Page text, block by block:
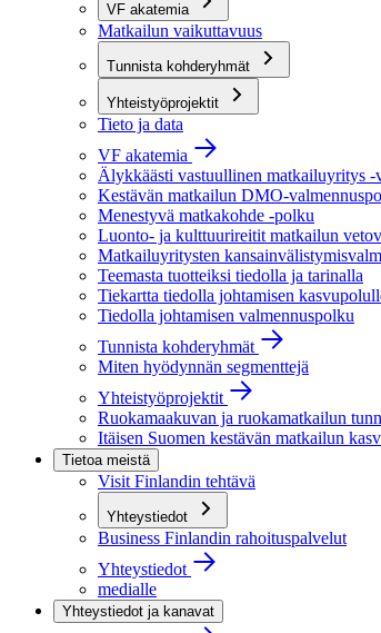
VF akatemia
Matkailun vaikuttavuus
Tunnista kohderyhmät
Yhteistyöprojektit
Tieto ja data
VF akatemia
Älykkäästi vastuullinen matkailuyritys -
Kestävän matkailun DMO-
Menestyvä matkakohde -polku
Luonto- ja kulttuurireitit matkailun
Matkailuyritysten
Teemasta tuotteiksi tiedolla ja tarinalla
Tiekartta tiedolla johtamisen
Tiedolla johtamisen valmennuspolku
Tunnista kohderyhmät
Miten hyödynnän segmenttejä
Yhteistyöprojektit
Ruokamaakuvan ja ruokamatkailun
Itäisen Suomen kestävän matkailun
Tietoa meistä
Visit Finlandin tehtävä
Yhteystiedot
Business Finlandin rahoituspalvelut
Yhteystiedot
medialle
Yhteystiedot ja kanavat